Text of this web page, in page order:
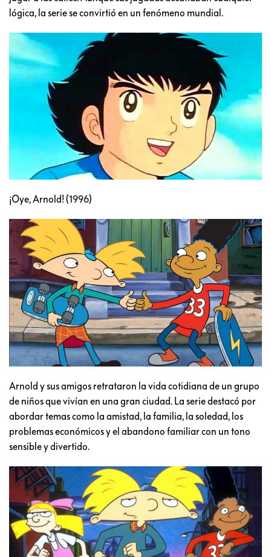
lógica, la serie se convirtió en un fenómeno mundial.
¡Oye, Arnold! (1996)
Arnold y sus amigos retrataron la vida cotidiana de un grupo
de niños que vivían en una gran ciudad. La serie destacó por
abordar temas como la amistad, la familia, la soledad, los
problemas económicos y el abandono familiar con un tono
sensible y divertido.